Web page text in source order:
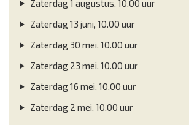
Zaterdag 1 augustus, 10.00 uur
Zaterdag 13 juni, 10.00 uur
Zaterdag 30 mei, 10.00 uur
Zaterdag 23 mei, 10.00 uur
Zaterdag 16 mei, 10.00 uur
Zaterdag 2 mei, 10.00 uur